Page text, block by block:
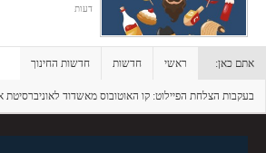
דעות
אתם כאן: ראשי חדשות חדשות החינוך
בעקבות הצלחת הפיילוט: קו האוטובוס מאשדוד לאוניברסיטת